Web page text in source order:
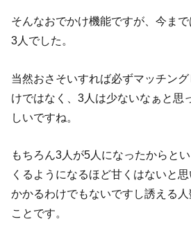
そんなおでかけ機能ですが、今ま
3人でした。
当然おさそいすれば必ずマッチン
けではなく、3人は少ないなぁと思
しいですね。
もちろん3人が5人になったからと
くるようになるほど甘くはないと
かかるわけでもないですし誘える
ことです。